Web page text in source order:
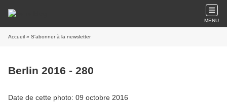
MENU
Accueil » S'abonner à la newsletter
Berlin 2016 - 280
Date de cette photo: 09 octobre 2016